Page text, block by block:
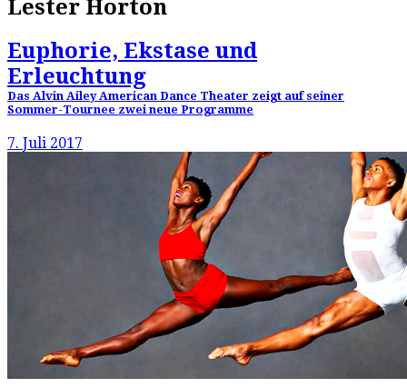
Lester Horton
Euphorie, Ekstase und
Erleuchtung
Das Alvin Ailey American Dance Theater zeigt auf seiner
Sommer-Tournee zwei neue Programme
7. Juli 2017